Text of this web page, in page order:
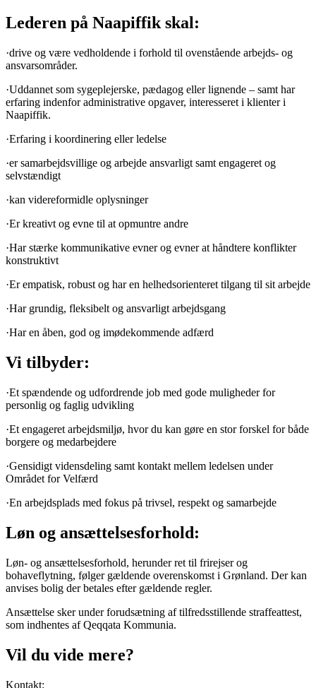
Lederen på Naapiffik skal:
·drive og være vedholdende i forhold til ovenstående arbejds- og
ansvarsområder.
·Uddannet som sygeplejerske, pædagog eller lignende – samt har
erfaring indenfor administrative opgaver, interesseret i klienter i
Naapiffik.
·Erfaring i koordinering eller ledelse
·er samarbejdsvillige og arbejde ansvarligt samt engageret og
selvstændigt
·kan videreformidle oplysninger
·Er kreativt og evne til at opmuntre andre
·Har stærke kommunikative evner og evner at håndtere konflikter
konstruktivt
·Er empatisk, robust og har en helhedsorienteret tilgang til sit arbejde
·Har grundig, fleksibelt og ansvarligt arbejdsgang
·Har en åben, god og imødekommende adfærd
Vi tilbyder:
·Et spændende og udfordrende job med gode muligheder for
personlig og faglig udvikling
·Et engageret arbejdsmiljø, hvor du kan gøre en stor forskel for både
borgere og medarbejdere
·Gensidigt vidensdeling samt kontakt mellem ledelsen under
Området for Velfærd
·En arbejdsplads med fokus på trivsel, respekt og samarbejde
Løn og ansættelsesforhold:
Løn- og ansættelsesforhold, herunder ret til frirejser og
bohaveflytning, følger gældende overenskomst i Grønland. Der kan
anvises bolig der betales efter gældende regler.
Ansættelse sker under forudsætning af tilfredsstillende straffeattest,
som indhentes af Qeqqata Kommunia.
Vil du vide mere?
Kontakt: